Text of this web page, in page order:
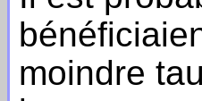
moindre